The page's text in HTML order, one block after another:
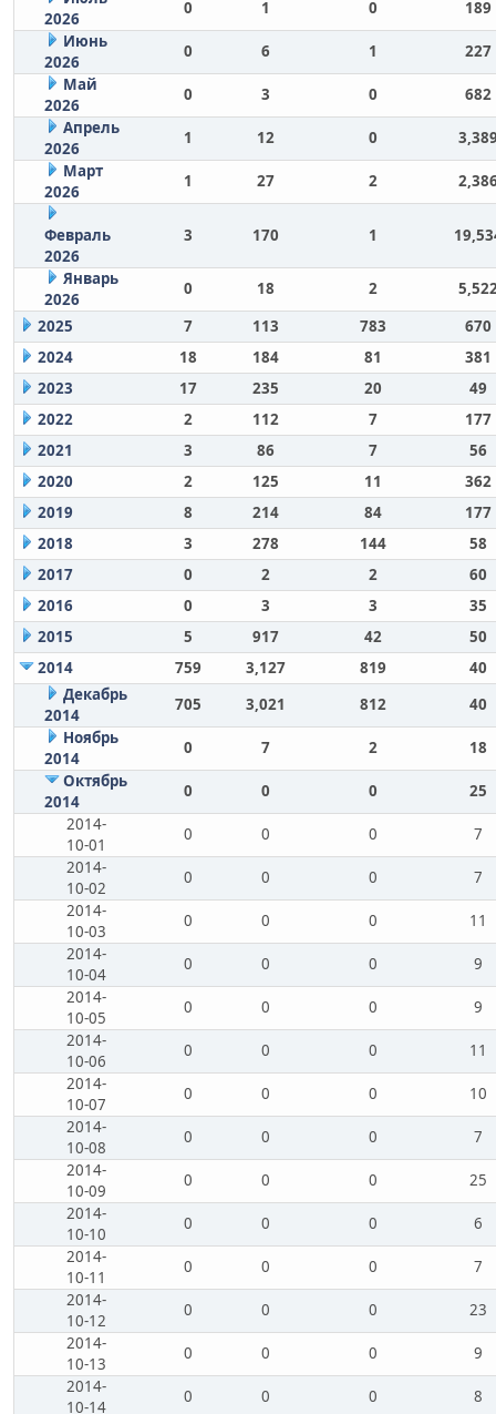
2026
0 1 0
189
Июнь
2026
0 6 1
227
Май
2026
0 3 0
682
Апрель
2026
1 12 0
Март
2026
1 27 2
Февраль
2026
3 170 1
Январь
2026
0 18 2
2025
7 113 783
670
2024
18 184 81
381
2023
17 235 20
49
2022
2 112 7
177
2021
3 86 7
56
2020
2 125 11
362
2019
8 214 84
177
2018
3 278 144
58
2017
0 2 2
60
2016
0 3 3
35
2015
5 917 42
50
2014
759 3,127 819
40
Декабрь
2014
705 3,021 812
40
Ноябрь
2014
0 7 2
18
Октябрь
2014
0 0 0
25
2014-
10-01
0 0 0
7
2014-
10-02
0 0 0
7
2014-
10-03
0 0 0
11
2014-
10-04
0 0 0
9
2014-
10-05
0 0 0
9
2014-
10-06
0 0 0
11
2014-
10-07
0 0 0
10
2014-
10-08
0 0 0
7
2014-
10-09
0 0 0
25
2014-
10-10
0 0 0
6
2014-
10-11
0 0 0
7
2014-
10-12
0 0 0
23
2014-
10-13
0 0 0
9
2014-
10-14
0 0 0 8